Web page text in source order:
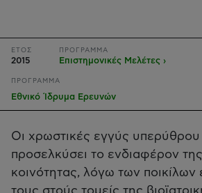
ΕΤΟΣ
2015
ΠΡΟΓΡΑΜΜΑ
Επιστημονικές Μελέτες ›
ΠΡΟΓΡΑΜΜΑ
Εθνικό Ίδρυμα Ερευνών
Oι χρωστικές εγγύς
προσελκύσει το ενδιαφέρον
κοινότητας, λόγω των